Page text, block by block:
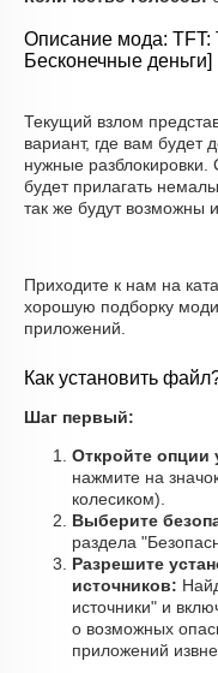
Описание мода:
Бесконечные деньги]
Текущий взлом
вариант, где вам будет
нужные
будет прилагать
так же будут возможны
Приходите к нам на
хорошую подборку
приложений.
Как установить
Шаг первый:
Откройте опции
нажмите на
колесиком).
Выберите
раздела
Разрешите
источников:
источники" и
о возможных
приложений